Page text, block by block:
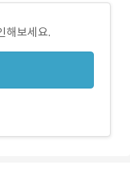
해보세요.